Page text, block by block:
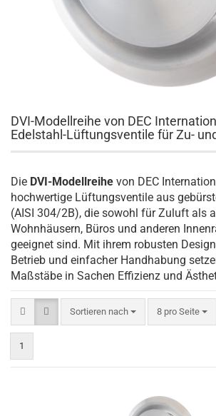
DVI-Modellreihe von DEC
Edelstahl-Lüftungsventile für Zu-
Die DVI-Modellreihe von DEC
hochwertige Lüftungsventile aus
(AISI 304/2B), die sowohl für Zuluft als
Wohnhäusern, Büros und anderen
geeignet sind. Mit ihrem robusten
Betrieb und einfacher Handhabung
Maßstäbe in Sachen Effizienz und
Sortieren nach 8 pro Seite
1